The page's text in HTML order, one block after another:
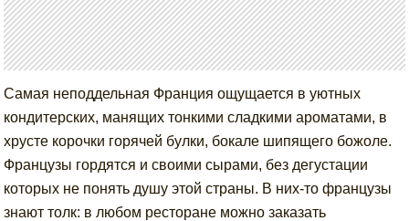
Самая неподдельная Франция ощущается в уютных
кондитерских, манящих тонкими сладкими ароматами, в
хрусте корочки горячей булки, бокале шипящего божоле.
Французы гордятся и своими сырами, без дегустации
которых не понять душу этой страны. В них-то французы
знают толк: в любом ресторане можно заказать